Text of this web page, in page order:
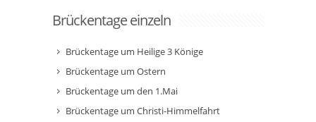
Brückentage einzeln
Brückentage um Heilige 3 Könige
Brückentage um Ostern
Brückentage um den 1.Mai
Brückentage um Christi-Himmelfahrt